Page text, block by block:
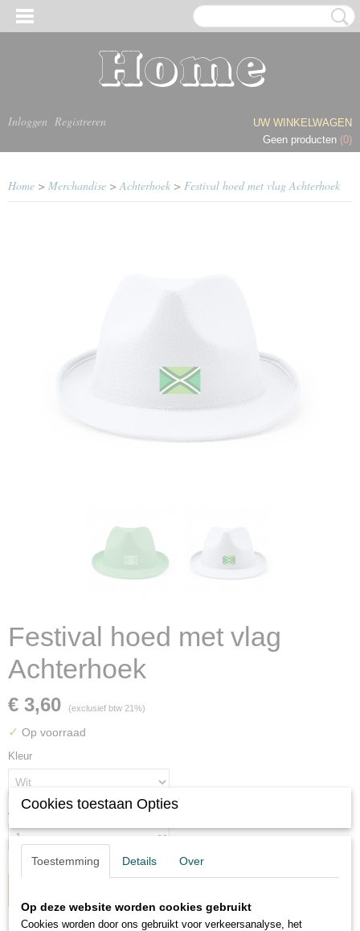
Inloggen Registreren
UW WINKELWAGEN
Geen producten (0)
Home > Merchandise >Achterhoek > Festival hoed met vlag Achterhoek
Festival hoed met vlag
Achterhoek
€ 3,60 (exclusief btw 21%)
✓ Op voorraad
Kleur
AantalCookies toestaan Opties
Toestemming Details Over
Op deze website worden cookies gebruikt
Cookies worden door ons gebruikt voor verkeersanalyse, het